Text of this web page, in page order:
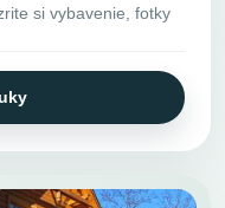
si vybavenie, fotky